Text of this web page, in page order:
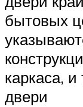
бытовых
каркаса,
двери